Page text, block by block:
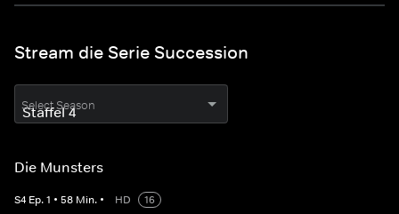
Stream die Serie Succession
Select Season
Die Munsters
S4 Ep.1 • 58 Min. • HD
16